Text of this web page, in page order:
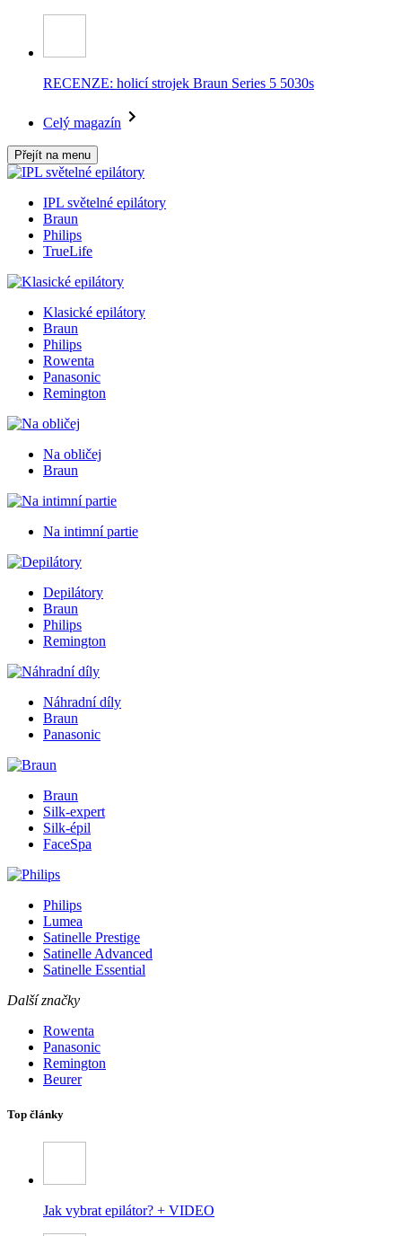
RECENZE: holicí strojek Braun Series 5 5030s
Celý magazín
Přejít na menu
IPL světelné epilátory
Braun
Philips
TrueLife
Klasické epilátory
Braun
Philips
Rowenta
Panasonic
Remington
Na obličej
Braun
Na intimní partie
Depilátory
Braun
Philips
Remington
Náhradní díly
Braun
Panasonic
Braun
Silk-expert
Silk-épil
FaceSpa
Philips
Lumea
Satinelle Prestige
Satinelle Advanced
Satinelle Essential
Další značky
Rowenta
Panasonic
Remington
Beurer
Top články
Jak vybrat epilátor? + VIDEO